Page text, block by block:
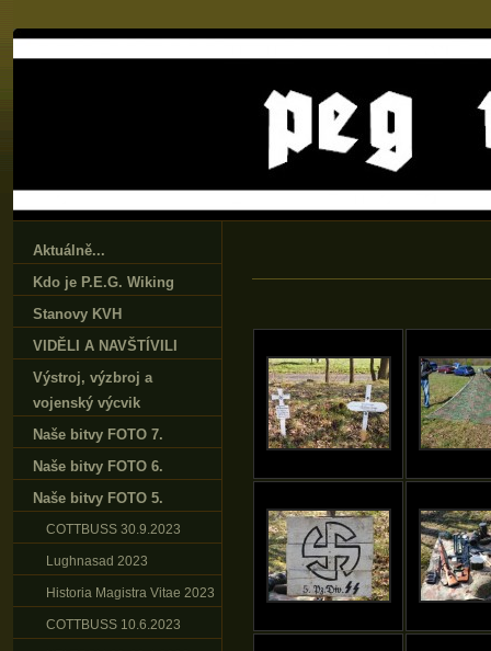
Aktuálně...
Kdo je P.E.G. Wiking
Stanovy KVH
VIDĚLI A NAVŠTÍVILI
Výstroj‚ výzbroj a
vojenský výcvik
Naše bitvy FOTO 7.
Naše bitvy FOTO 6.
Naše bitvy FOTO 5.
COTTBUSS 30.9.2023
Lughnasad 2023
Historia Magistra Vitae 2023
COTTBUSS 10.6.2023